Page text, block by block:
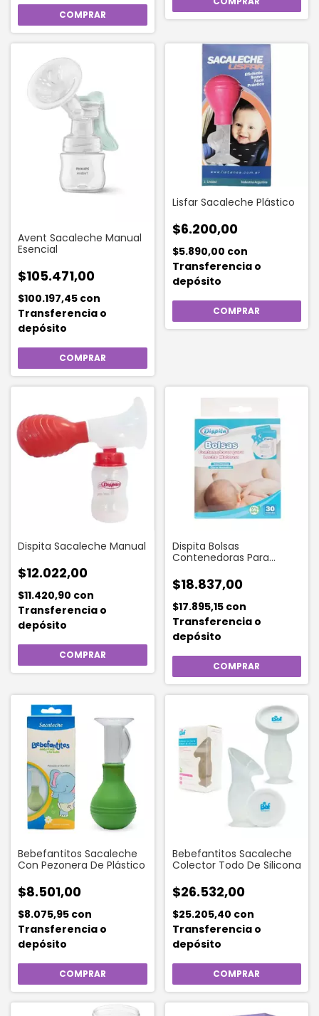
Avent Sacaleche Manual
Esencial
$105.471,00
$100.197,45 con
Transferencia o
depósito
Lisfar Sacaleche Plástico
$6.200,00
$5.890,00 con
Transferencia o
depósito
Dispita Sacaleche Manual
$12.022,00
$11.420,90 con
Transferencia o
depósito
Dispita Bolsas
Contenedoras Para
Unidades)
$18.837,00
$17.895,15 con
Transferencia o
depósito
Bebefantitos Sacaleche
Con Pezonera De Plástico
$8.501,00
$8.075,95 con
Transferencia o
depósito
Bebefantitos Sacaleche
Colector Todo De Silicona
$26.532,00
$25.205,40 con
Transferencia o
depósito